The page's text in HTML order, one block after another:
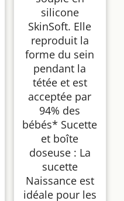
silicone
SkinSoft. Elle
reproduit la
forme du sein
pendant la
tétée et est
acceptée par
94% des
bébés* Sucette
et boîte
doseuse : La
sucette
Naissance est
idéale pour les